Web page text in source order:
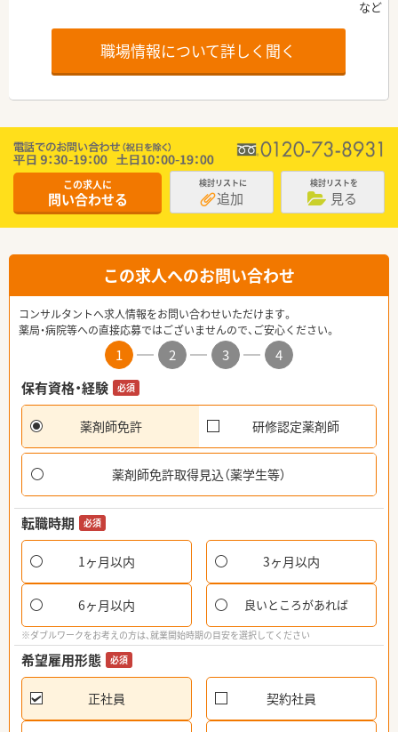
職場情報について詳しく聞く
この求人に
問い合わせる
検討リストに
追加
検討リストを
見る
この求人へのお問い合わせ
コンサルタントへ求人情報をお問い合わせいただけます。
薬局・病院等への直接応募ではございませんので、ご安心ください。
1 2 3
4
保有資格・経験
必須
薬剤師免許 研修認定薬剤師
薬剤師免許取得見込（薬学生等）
転職時期 必須
1ヶ月以内 3ヶ月以内
6ヶ月以内 良いところがあれば
※ダブルワークをお考えの方は、就業開始時期の目安を選択してください
希望雇用形態 必須
正社員 契約社員